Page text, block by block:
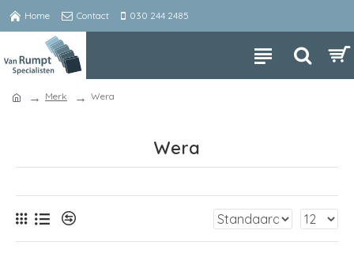
Home Contact 030 244 2485
Merk Wera
Wera